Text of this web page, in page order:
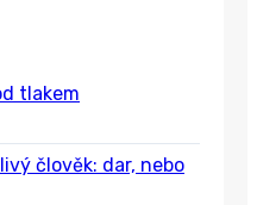
tlakem
člověk: dar, nebo